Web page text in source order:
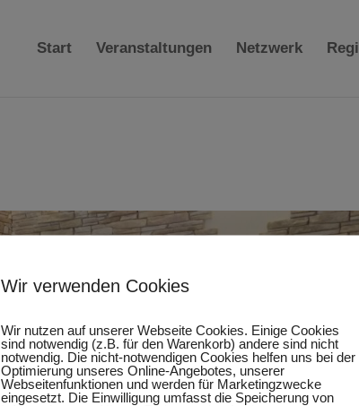
Start Veranstaltungen Netzwerk
Wir verwenden Cookies
Wir nutzen auf unserer Webseite Cookies. Einige Cookies
sind notwendig (z.B. für den Warenkorb) andere sind nicht
notwendig. Die nicht-notwendigen Cookies helfen uns bei der
Optimierung unseres Online-Angebotes, unserer
Webseitenfunktionen und werden für Marketingzwecke
eingesetzt. Die Einwilligung umfasst die Speicherung von